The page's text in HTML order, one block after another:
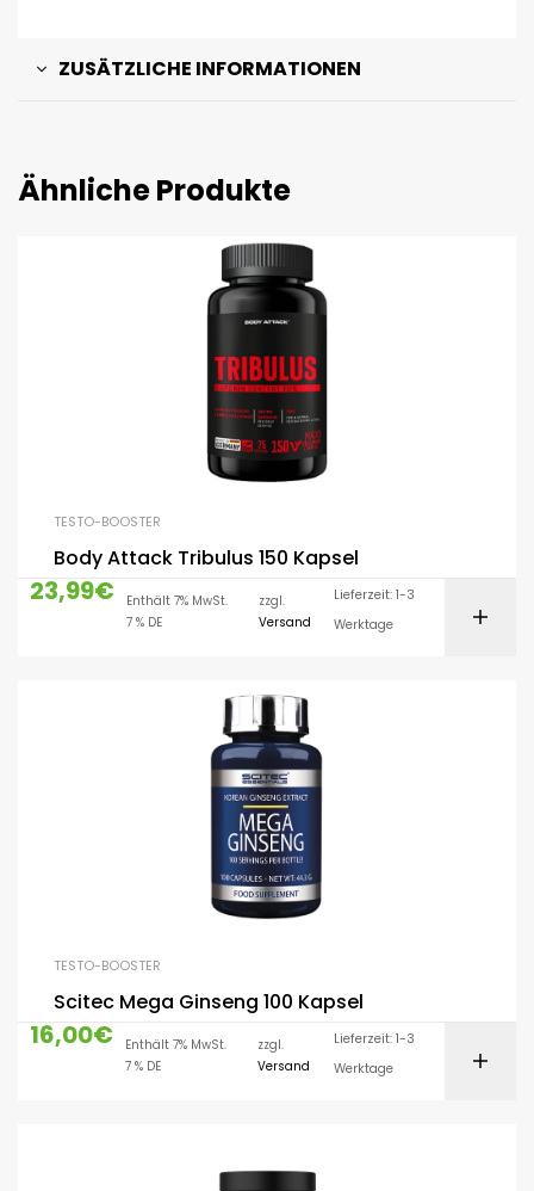
ZUSÄTZLICHE INFORMATIONEN
Ähnliche Produkte
TESTO-BOOSTER
Body Attack Tribulus 150 Kapsel
23,99€
Enthält 7% MwSt.
7 % DE
zzgl.
Versand
Lieferzeit: 1-3
Werktage
TESTO-BOOSTER
Scitec Mega Ginseng 100 Kapsel
16,00€
Enthält 7% MwSt.
7 % DE
zzgl.
Versand
Lieferzeit: 1-3
Werktage